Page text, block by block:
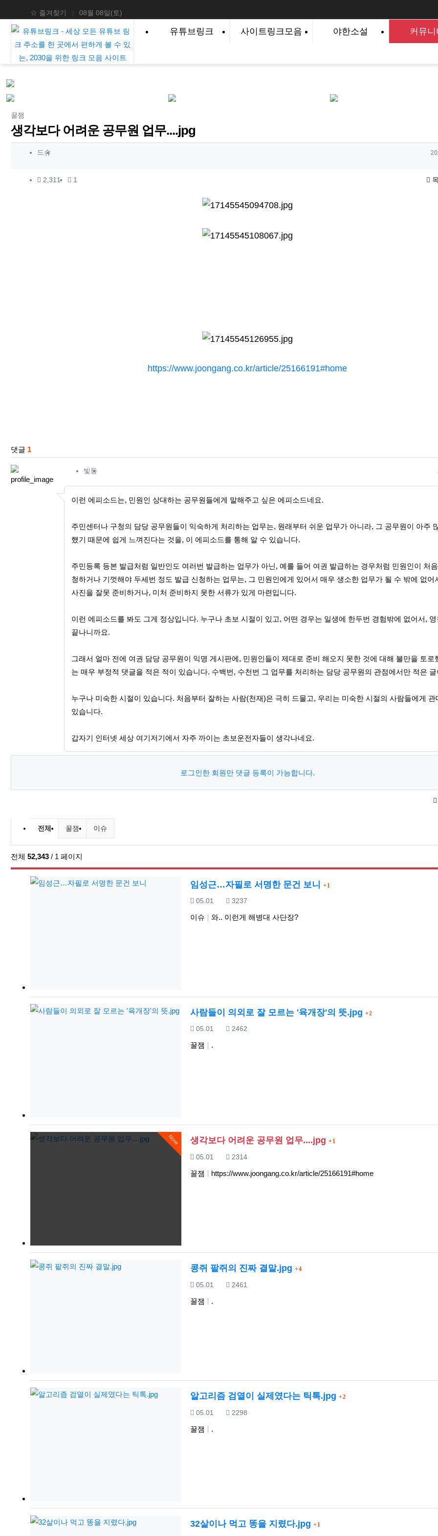
상단 네비
☆ 즐겨찾기 08월 08일(토)
메인 메뉴 유튜브링크 사이트링크모음 야한소설 커뮤니
꿀잼
생각보다 어려운 공무원 업무....jpg
작성자 정보
드슈
컨텐츠 정보
2,311조회 1
https://www.joongang.co.kr/article/25166191#home
댓글 1
빛둥님의 댓글
빛둥
이런 에피소드는, 민원인 상대하는 공무원들에게 말해주고 싶은 에피소드네요.
주민센터나 구청의 담당 공무원들이 익숙하게 처리하는 업무는, 원래부터 쉬운 업무가 아니라, 그 공무원이 아주
했기 때문에 쉽게 느껴진다는 것을, 이 에피소드를 통해 알 수 있습니다.
주민등록 등본 발급처럼 일반인도 여러번 발급하는 업무가 아닌, 예를 들어 여권 발급하는 경우처럼 민원인이 처
청하거나 기껏해야 두세번 정도 발급 신청하는 업무는, 그 민원인에게 있어서 매우 생소한 업무가 될 수 밖에 없어
사진을 잘못 준비하거나, 미처 준비하지 못한 서류가 있게 마련입니다.
이런 에피소드를 봐도 그게 정상입니다. 누구나 초보 시절이 있고, 어떤 경우는 일생에 한두번 경험밖에 없어서, 영
끝나니까요.
그래서 얼마 전에 여권 담당 공무원이 익명 게시판에, 민원인들이 제대로 준비 해오지 못한 것에 대해 불만을 토로
는 매우 부정적 댓글을 적은 적이 있습니다. 수백번, 수천번 그 업무를 처리하는 담당 공무원의 관점에서만 적은
누구나 미숙한 시절이 있습니다. 처음부터 잘하는 사람(천재)은 극히 드물고, 우리는 미숙한 시절의 사람들에게 관
있습니다.
갑자기 인터넷 세상 여기저기에서 자주 까이는 초보운전자들이 생각나네요.
로그인한 회원만 댓글 등록이 가능합니다.
커뮤니티 분류 목록
전체 꿀잼 이슈
전체 52,343 / 1 페이지
임성근…자필로 서명한 문건 보니 댓글
1
등록일
05.01 조회
3237
이슈 와.. 이런게 해병대 사단장?
사람들이 의외로 잘 모르는 '육개장'의 뜻.jpg 댓글
2
등록일
05.01 조회
2462
꿀잼 .
Now 생각보다 어려운 공무원 업무....jpg 댓글
1
등록일
05.01 조회
2314
꿀잼 https://www.joongang.co.kr/article/25166191#home
콩쥐 팥쥐의 진짜 결말.jpg 댓글
4
등록일
05.01 조회
2461
꿀잼 .
알고리즘 검열이 실제였다는 틱톡.jpg 댓글
2
등록일
05.01 조회
2298
꿀잼 .
32살이나 먹고 똥을 지렸다.jpg 댓글
1